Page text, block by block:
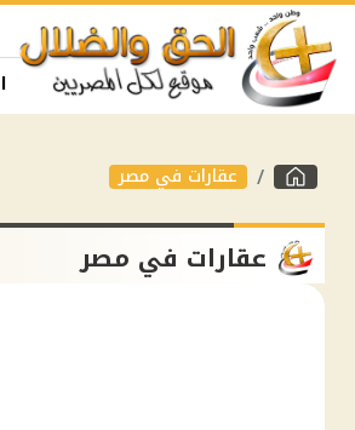
عقارات في مصر
عقارات في مصر